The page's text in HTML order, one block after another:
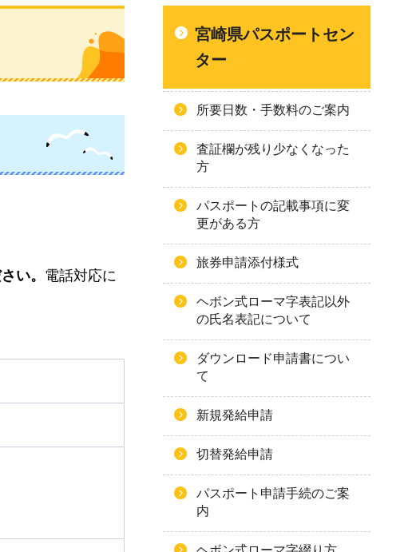
い。 電話対応に
宮崎県パスポートセン
ター
所要日数・手数料のご案内
査証欄が残り少なくなった
方
パスポートの記載事項に変
更がある方
旅券申請添付様式
ヘボン式ローマ字表記以外
の氏名表記について
ダウンロード申請書につい
て
新規発給申請
切替発給申請
パスポート申請手続のご案
内